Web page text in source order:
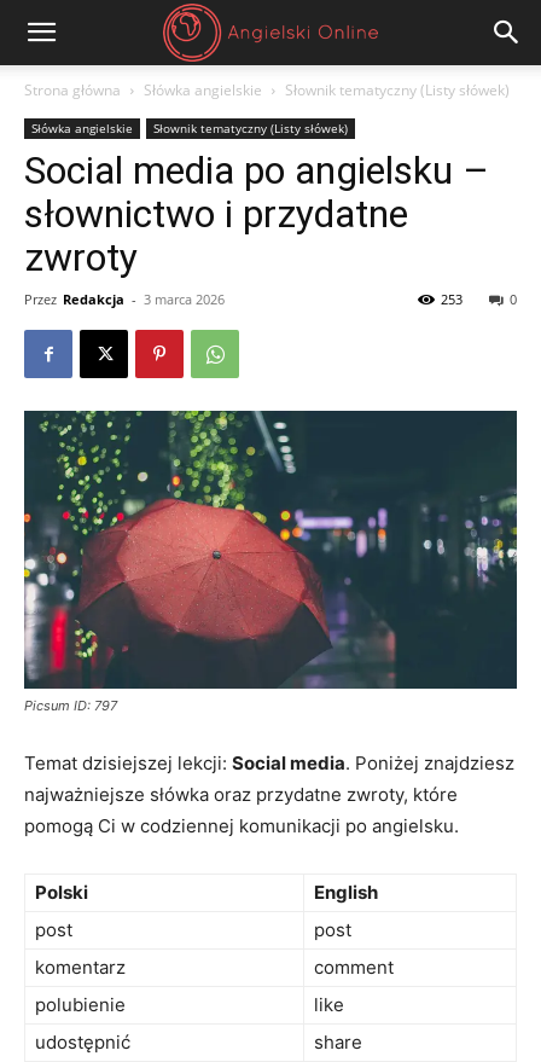
Angielski
Online
Strona główna Słówka angielskie Słownik tematyczny (Listy słówek)
Słówka angielskie Słownik tematyczny (Listy słówek)
Social media po angielsku –
słownictwo i przydatne
zwroty
Przez Redakcja - 3 marca 2026 0
253
Picsum ID: 797
Temat dzisiejszej lekcji: Social media. Poniżej znajdziesz
najważniejsze słówka oraz przydatne zwroty, które
pomogą Ci w codziennej komunikacji po angielsku.
Polski
English
post
post
komentarz
comment
polubienie
like
udostępnić
share